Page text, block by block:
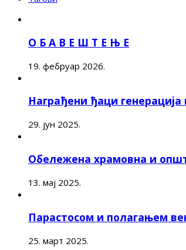
О Б А В Е Ш Т Е Њ Е
19. фебруар 2026.
Награђени ђаци
29. јун 2025.
Обележена храмовна и
13. мај 2025.
Парастосом и полагањем
25. март 2025.